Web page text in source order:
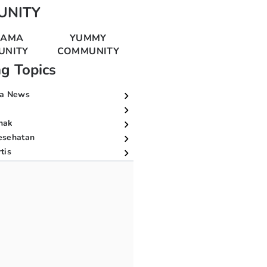
YUMMY
COMMUNITY
Topics
News